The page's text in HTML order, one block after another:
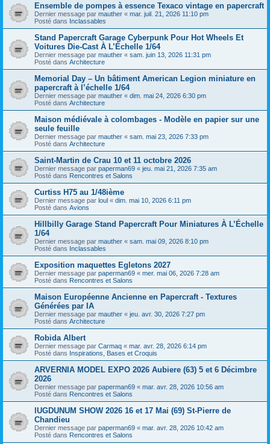
Ensemble de pompes à essence Texaco vintage en papercraft
Dernier message par mauther « mar. juil. 21, 2026 11:10 pm
Posté dans Inclassables
Stand Papercraft Garage Cyberpunk Pour Hot Wheels Et
Voitures Die-Cast À L’Échelle 1/64
Dernier message par mauther « sam. juin 13, 2026 11:31 pm
Posté dans Architecture
Memorial Day – Un bâtiment American Legion miniature en
papercraft à l’échelle 1/64
Dernier message par mauther « dim. mai 24, 2026 6:30 pm
Posté dans Architecture
Maison médiévale à colombages - Modèle en papier sur une
seule feuille
Dernier message par mauther « sam. mai 23, 2026 7:33 pm
Posté dans Architecture
Saint-Martin de Crau 10 et 11 octobre 2026
Dernier message par paperman69 « jeu. mai 21, 2026 7:35 am
Posté dans Rencontres et Salons
Curtiss H75 au 1/48ième
Dernier message par loul « dim. mai 10, 2026 6:11 pm
Posté dans Avions
Hillbilly Garage Stand Papercraft Pour Miniatures À L’Échelle
1/64
Dernier message par mauther « sam. mai 09, 2026 8:10 pm
Posté dans Inclassables
Exposition maquettes Egletons 2027
Dernier message par paperman69 « mer. mai 06, 2026 7:28 am
Posté dans Rencontres et Salons
Maison Européenne Ancienne en Papercraft - Textures
Générées par IA
Dernier message par mauther « jeu. avr. 30, 2026 7:27 pm
Posté dans Architecture
Robida Albert
Dernier message par Carmaq « mar. avr. 28, 2026 6:14 pm
Posté dans Inspirations, Bases et Croquis
ARVERNIA MODEL EXPO 2026 Aubiere (63) 5 et 6 Décimbre
2026
Dernier message par paperman69 « mar. avr. 28, 2026 10:56 am
Posté dans Rencontres et Salons
lUGDUNUM SHOW 2026 16 et 17 Mai (69) St-Pierre de
Chandieu
Dernier message par paperman69 « mar. avr. 28, 2026 10:42 am
Posté dans Rencontres et Salons